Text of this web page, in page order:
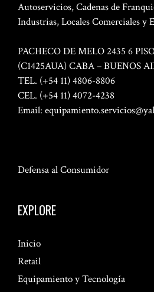
Autoservicios, Cadenas de
Industrias, Locales Comerciales y
PACHECO DE MELO 2435 6
(C1425AUA) CABA – BUENOS
TEL. (+54 11) 4806-8806
CEL. (+54 11) 4072-4238
Email:
Defensa al Consumidor
EXPLORE
Inicio
Retail
Equipamiento y Tecnología